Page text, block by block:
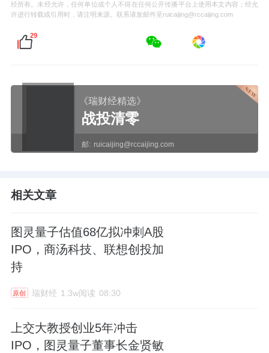
经所有。未经允许，任何单位或个人不得在任何公开传播平台上使用本文内容；经允
许进行转载或引用时，请注明来源。联系请发邮件至ruicaijing@rccaijing.com
29
《瑞财经精选》
战投清零
邮: ruicaijing@rccaijing.com
相关文章
图灵量子估值68亿拟冲刺A股
IPO，商汤科技、联想创投加
持
原创 瑞财经 1.3w阅读 08:30
上交大教授创业5年冲击
IPO，图灵量子董事长金贤敏